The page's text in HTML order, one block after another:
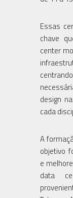
Essas
chave
center
design
cada
A
objetivo
e
data